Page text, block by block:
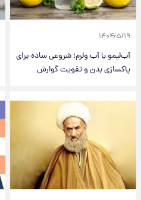
۱۴۰۴/۵/۱۹
آب‌لیمو با آب ولرم؛ شروعی ساده برای
پاکسازی بدن و تقویت گوارش